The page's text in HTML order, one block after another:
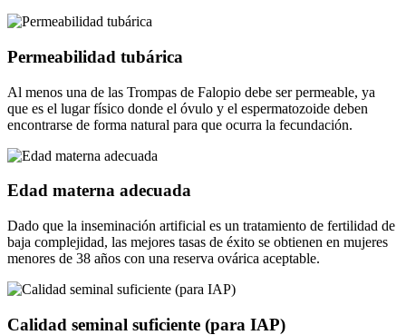
Permeabilidad tubárica
Al menos una de las Trompas de Falopio debe ser permeable, ya
que es el lugar físico donde el óvulo y el espermatozoide deben
encontrarse de forma natural para que ocurra la fecundación.
Edad materna adecuada
Dado que la inseminación artificial es un tratamiento de fertilidad de
baja complejidad, las mejores tasas de éxito se obtienen en mujeres
menores de 38 años con una reserva ovárica aceptable.
Calidad seminal suficiente (para IAP)